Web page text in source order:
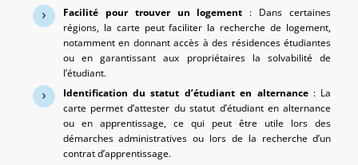
Facilité pour trouver un logement : Dans certaines
régions, la carte peut faciliter la recherche de logement,
notamment en donnant accès à des résidences étudiantes
ou en garantissant aux propriétaires la solvabilité de
l’étudiant.
Identification du statut d’étudiant en alternance: La
carte permet d’attester du statut d’étudiant en alternance
ou en apprentissage, ce qui peut être utile lors des
démarches administratives ou lors de la recherche d’un
contrat d’apprentissage.